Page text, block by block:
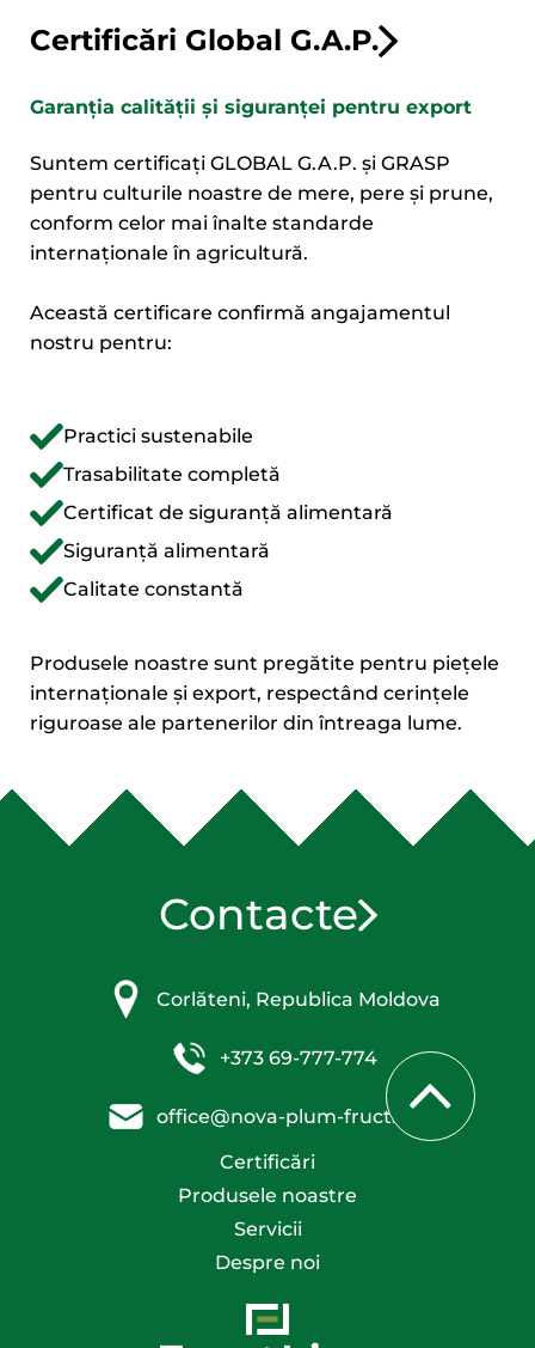
Certificări Global G.A.P.
Garanția calității și siguranței pentru export
Suntem certificați GLOBAL G.A.P. și GRASP
pentru culturile noastre de mere, pere și prune,
conform celor mai înalte standarde
internaționale în agricultură.
Această certificare confirmă angajamentul
nostru pentru:
Practici sustenabile
Trasabilitate completă
Certificat de siguranță alimentară
Siguranță alimentară
Calitate constantă
Produsele noastre sunt pregătite pentru piețele
internaționale și export, respectând cerințele
riguroase ale partenerilor din întreaga lume.
Contacte
Corlăteni, Republica Moldova
+373 69-777-774
office@nova-plum-fruct.com
Certificări
Produsele noastre
Servicii
Despre noi